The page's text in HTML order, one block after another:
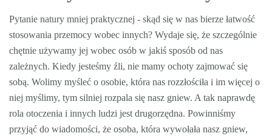
Pytanie natury mniej praktycznej - skąd się w nas bierze łatwość
stosowania przemocy wobec innych? Wydaje się, że szczególnie
chętnie używamy jej wobec osób w jakiś sposób od nas
zależnych. Kiedy jesteśmy źli, nie mamy ochoty zajmować się
sobą. Wolimy myśleć o osobie, która nas rozzłościła i im więcej o
niej myślimy, tym silniej rozpala się nasz gniew. A tak naprawdę
rola otoczenia i innych ludzi jest drugorzędna. Powinniśmy
przyjąć do wiadomości, że osoba, która wywołała nasz gniew,